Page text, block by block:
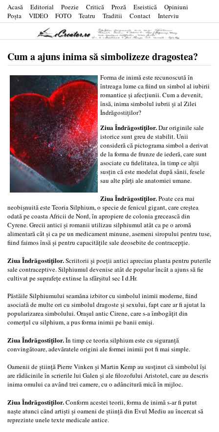
Acasă Editorial Poezie Critică Proză Eseistică
Opiniuni
Poşta
VIDEO FOTO Teatru Traditii Contact Interviu
Cum a ajuns inima să simbolizeze dragostea?
Forma de inimă este recunoscută în
întreaga lume ca fiind un simbol al iubirii
romantice şi afecţiunii. Cum a devenit,
însă, inima simbolul iubrii şi al Zilei
Îndrăgostiţilor?
Ziua Îndrăgostiţilor.Dar originile sale
istorice sunt greu de stabilit. Unii
consideră că pictograma simbol a derivat
de la forma de frunze de iederă, care sunt
asociate cu fidelitatea, în timp ce alţii
susţin că este modelat după sânii, fesele
sau alte părţi ale anatomiei umane.
Ziua Îndrăgostiţilor.Poate cea mai
neobişnuită este Teoria Silphium, o specie de fenicul gigant, care creştea
odată pe coasta Africii de Nord, în apropiere de colonia grecească din
Cyrene. Grecii antici şi romanii utilizau silphiumul atât ca pe o aromă
alimentară cât şi ca pe un medicament minune, asemeni siropului pentru tuse,
fiind faimos însă şi pentru capacităţile sale deosebite de contracepţie.
Ziua Îndrăgostiţilor.Scriitorii şi poeţii antici apreciau planta pentru puterile
sale contraceptive. Silphiumul devenise atât de popular încât a ajuns să fie
cultivat pe suprafeţe extinse la sfârşitul sec I d.Hr.
Păstăile Silphiumului seamăna izbitor cu simbolul inimii moderne, fiind
asociată de multe ori cu simbolul dragoste şi sexului, fapt care ar fi ajutat la
popularizarea simbolului. Oraşul antic Cirene, care s-a îmbogăţit din
comerţul cu silphium, a pus forma inimii pe banii emişi.
Ziua Îndrăgostiţilor.În timp ce teoria silphium este cu siguranţă
convingătoare, adevăratele origini ale formei inimii pot fi mai simple.
Oamenii de ştiinţă Pierre Vinken şi Martin Kemp au susţinut că simbolul îşi
are rădăcinile în scrierile lui Galen şi ale filozofului Aristotel, care au descris
inima omului ca având trei camere, cu o adâncitură mică în mijloc.
Ziua Îndrăgostiţilor.Conform acestei teorii, forma de inimă s-ar fi putut
naşte atunci când artişti şi oameni de ştiinţă din Evul Mediu au încercat să
reprezinte unele texte medicale antice.